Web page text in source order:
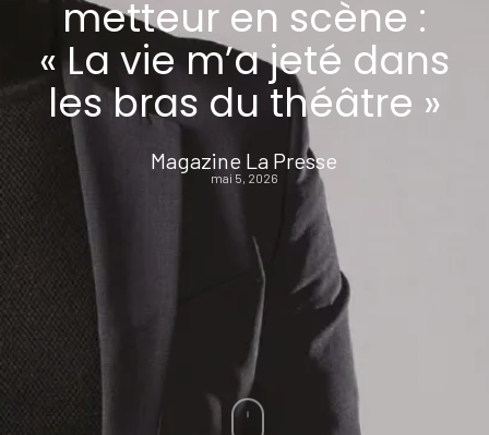
metteur en scène :
« La vie m’a jeté dans
les bras du théâtre »
Magazine La Presse
mai 5, 2026